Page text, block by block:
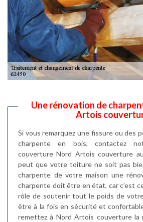
Une rénovation de
Artois
Si vous remarquez une fissure ou des
charpente en bois, contactez
couverture Nord Artois couverture
peut que votre toiture ne soit pas
charpente de votre maison une
charpente doit être en état, car c’est
rôle de soutenir tout le poids de
être à la fois en sécurité et
remettez à Nord Artois couverture la